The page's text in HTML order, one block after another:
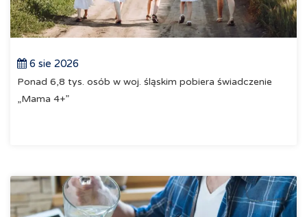
6 sie 2026
Ponad 6,8 tys. osób w woj. śląskim pobiera świadczenie
„Mama 4+”